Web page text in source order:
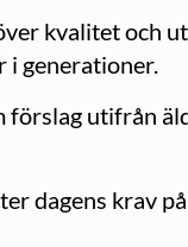
kvalitet och
i generationer.
utifrån
dagens krav